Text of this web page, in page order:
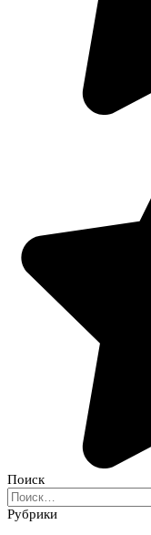
Поиск
Search
for:
Рубрики